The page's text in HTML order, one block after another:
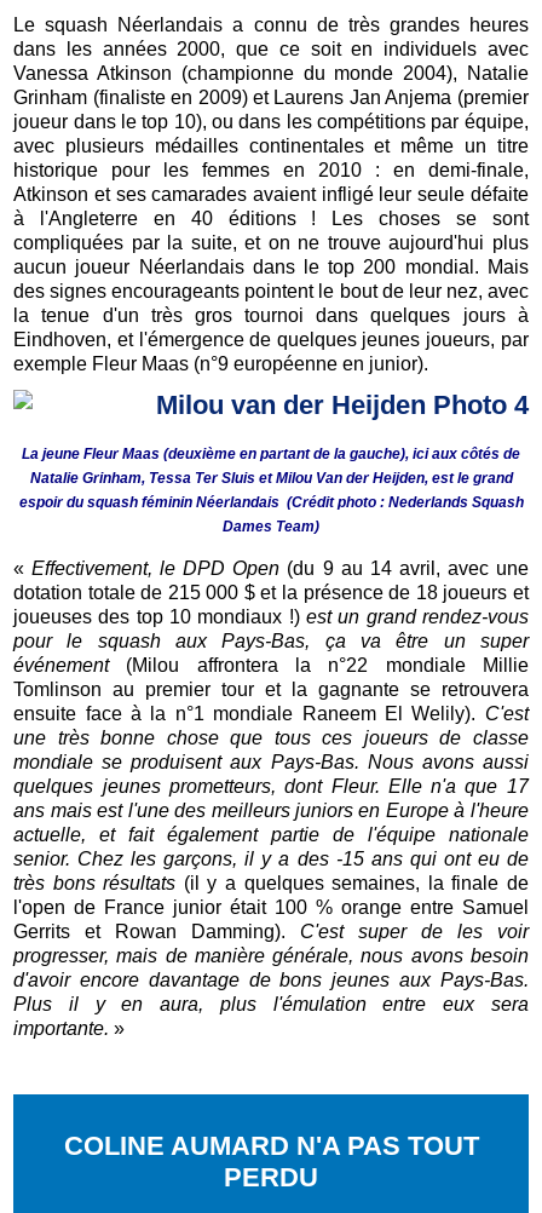
Le squash Néerlandais a connu de très grandes heures
dans les années 2000, que ce soit en individuels avec
Vanessa Atkinson (championne du monde 2004), Natalie
Grinham (finaliste en 2009) et Laurens Jan Anjema (premier
joueur dans le top 10), ou dans les compétitions par équipe,
avec plusieurs médailles continentales et même un titre
historique pour les femmes en 2010 : en demi-finale,
Atkinson et ses camarades avaient infligé leur seule défaite
à l'Angleterre en 40 éditions ! Les choses se sont
compliquées par la suite, et on ne trouve aujourd'hui plus
aucun joueur Néerlandais dans le top 200 mondial. Mais
des signes encourageants pointent le bout de leur nez, avec
la tenue d'un très gros tournoi dans quelques jours à
Eindhoven, et l'émergence de quelques jeunes joueurs, par
exemple Fleur Maas (n°9 européenne en junior).
La jeune Fleur Maas (deuxième en partant de la gauche), ici aux côtés de
Natalie Grinham, Tessa Ter Sluis et Milou Van der Heijden, est le grand
espoir du squash féminin Néerlandais (Crédit photo : Nederlands Squash
Dames Team)
«Effectivement, le DPD Open (du 9 au 14 avril, avec une
dotation totale de 215 000 $ et la présence de 18 joueurs et
joueuses des top 10 mondiaux !) est un grand rendez-vous
pour le squash aux Pays-Bas, ça va être un super
événement (Milou affrontera la n°22 mondiale Millie
Tomlinson au premier tour et la gagnante se retrouvera
ensuite face à la n°1 mondiale Raneem El Welily). C'est
une très bonne chose que tous ces joueurs de classe
mondiale se produisent aux Pays-Bas. Nous avons aussi
quelques jeunes prometteurs, dont Fleur. Elle n'a que 17
ans mais est l'une des meilleurs juniors en Europe à l'heure
actuelle, et fait également partie de l'équipe nationale
senior. Chez les garçons, il y a des -15 ans qui ont eu de
très bons résultats (il y a quelques semaines, la finale de
l'open de France junior était 100 % orange entre Samuel
Gerrits et Rowan Damming). C'est super de les voir
progresser, mais de manière générale, nous avons besoin
d'avoir encore davantage de bons jeunes aux Pays-Bas.
Plus il y en aura, plus l'émulation entre eux sera
importante. »
COLINE AUMARD N'A PAS TOUT
PERDU